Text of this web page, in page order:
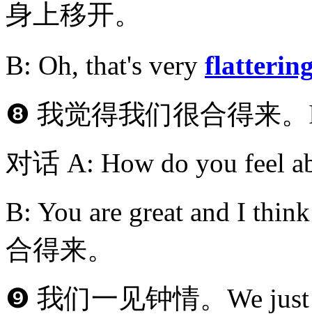
身上移开。
B: Oh, that's very
❽ 我觉得我们很合得来
对话 A: How do you feel
B: You are great and I
合得来。
❾ 我们一见钟情。We